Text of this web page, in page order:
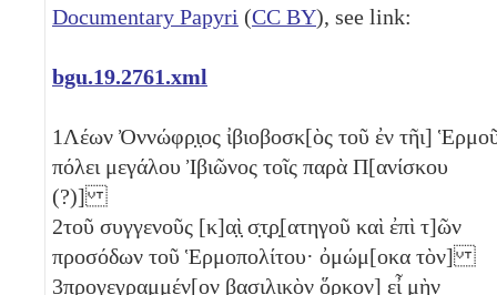
Documentary Papyri (CC BY), see link:
bgu.19.2761.xml
1Λέων Ὀννώφρ̣ι̣ος ἰβιοβοσκ[ὸς τοῦ ἐν τῆι]
πόλει μεγάλου Ἰβιῶνος τοῖς παρὰ Π[ανίσκου
(?)]
2τοῦ συγγενοῦς [κ]α̣ὶ̣ σ̣τ̣ρ̣[ατηγοῦ καὶ ἐπὶ τ]ῶν
προσόδων τοῦ Ἑρμοπολίτου· ὀμώμ[οκα τὸν]
3προγεγραμμέ̣ν̣[ον βασιλικὸν ὅρκον] εἶ μὴν